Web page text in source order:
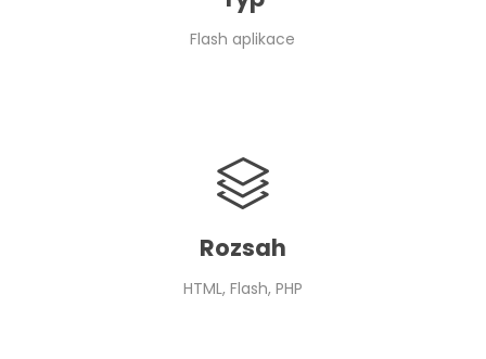
Flash aplikace
Rozsah
HTML, Flash, PHP